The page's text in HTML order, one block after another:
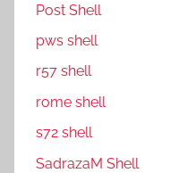
Post Shell
pws shell
r57 shell
rome shell
s72 shell
SadrazaM Shell